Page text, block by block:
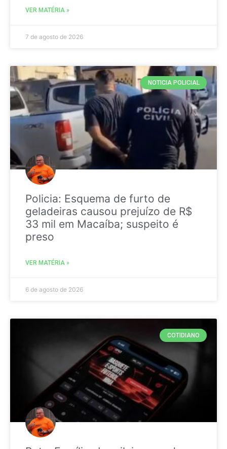
VER MATÉRIA »
7 de agosto de 2026
NOTICIA POLICIAL
Policia: Esquema de furto de
geladeiras causou prejuízo de R$
33 mil em Macaíba; suspeito é
preso
VER MATÉRIA »
6 de agosto de 2026
COTIDIANO